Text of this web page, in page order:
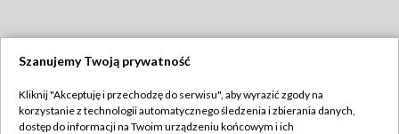
TVP
Szanujemy Twoją prywatność
Kliknij "Akceptuję i przechodzę do serwisu", aby wyrazić zgody na
korzystanie z technologii automatycznego śledzenia i zbierania danych,
dostęp do informacji na Twoim urządzeniu końcowym i ich